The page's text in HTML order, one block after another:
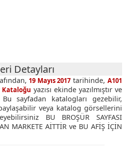
Detayları
19 Mayıs 2017 tarihinde, A101
Kataloğu yazısı ekinde yazılmıştır ve
Bu sayfadan katalogları gezebilir,
veya katalog görsellerini
BU BROŞÜR SAYFASI
MARKETE AİTTİR ve BU AFİŞ İÇİN